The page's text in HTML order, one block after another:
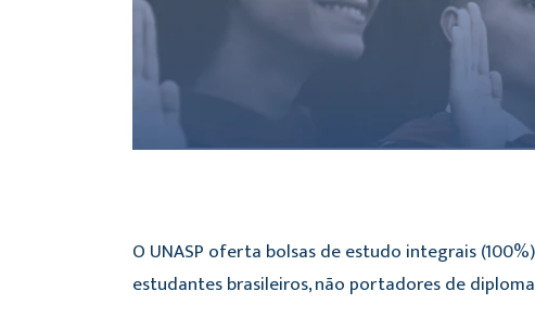
O UNASP oferta bolsas de estudo integrais
estudantes brasileiros, não portadores de